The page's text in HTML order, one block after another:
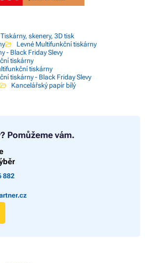
Tiskárny, skenery, 3D tisk
Levné Multifunkční tiskárny
- Black Friday Slevy
tiskárny
tiskárny
tiskárny - Black Friday Slevy
Kancelářský papír bílý
Pomůžeme vám.
882